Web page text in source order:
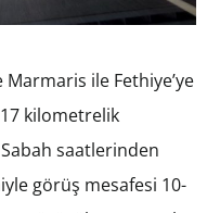
ile Fethiye’ye
17 kilometrelik
saatlerinden
görüş mesafesi 10-